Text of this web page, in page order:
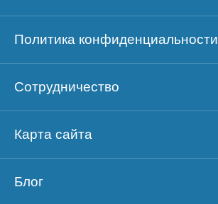
Политика конфиденциальности
Сотрудничество
Карта сайта
Блог